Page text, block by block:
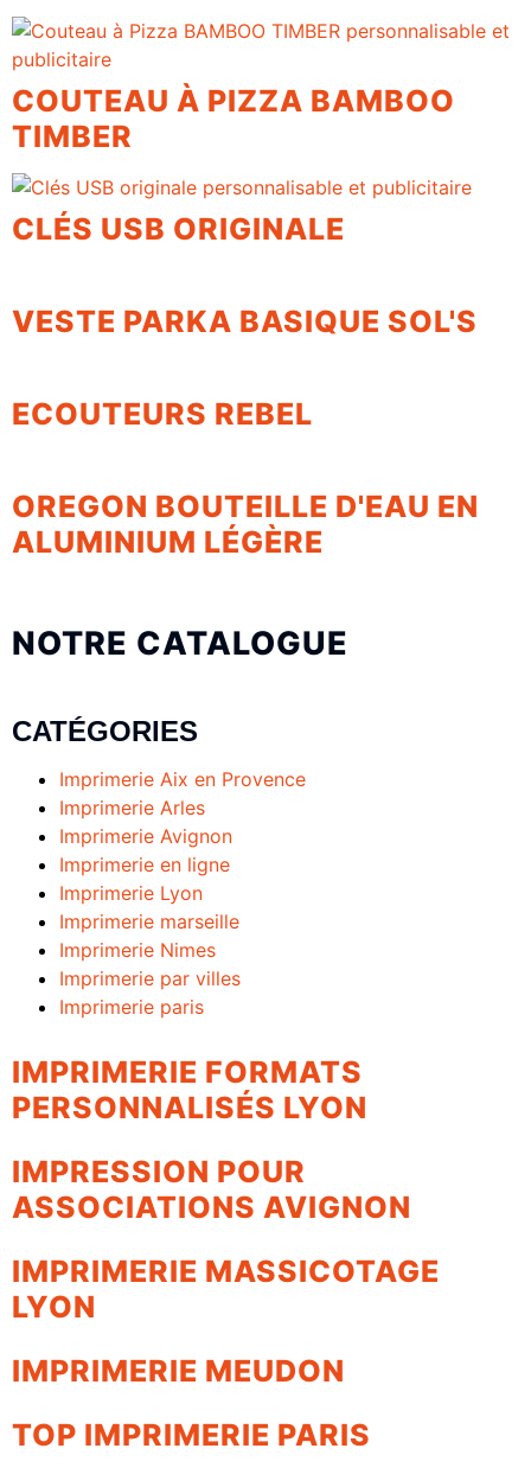
COUTEAU À PIZZA BAMBOO
TIMBER
CLÉS USB ORIGINALE
VESTE PARKA BASIQUE SOL'S
ECOUTEURS REBEL
OREGON BOUTEILLE D'EAU EN
ALUMINIUM LÉGÈRE
NOTRE CATALOGUE
CATÉGORIES
Imprimerie Aix en Provence
Imprimerie Arles
Imprimerie Avignon
Imprimerie en ligne
Imprimerie Lyon
Imprimerie marseille
Imprimerie Nimes
Imprimerie par villes
Imprimerie paris
IMPRIMERIE FORMATS
PERSONNALISÉS LYON
IMPRESSION POUR
ASSOCIATIONS AVIGNON
IMPRIMERIE MASSICOTAGE
LYON
IMPRIMERIE MEUDON
TOP IMPRIMERIE PARIS